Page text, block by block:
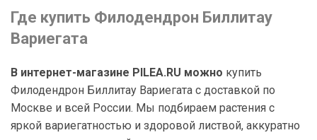
Где купить Филодендрон Биллитау
Вариегата
В интернет-магазине PILEA.RU можно купить
Филодендрон Биллитау Вариегата с доставкой по
Москве и всей России. Мы подбираем растения с
яркой вариегатностью и здоровой листвой, аккуратно